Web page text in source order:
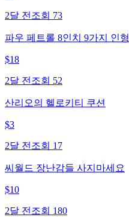
2달 전 조회 73
파우 페트롤 8인치 9가지 인형
$18
2달 전 조회 52
산리오의 헬로키티 쿠션
$3
2달 전 조회 17
씨월드 장난감들 사지마세요
$10
2달 전 조회 180